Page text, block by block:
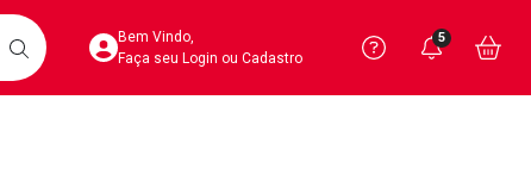
BUSCARAcesse sua Conta
Bem Vindo,
Faça seu Login ou Cadastro
Precisa
Ver Recursos
Você
5